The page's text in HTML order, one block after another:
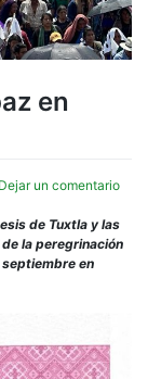
en
Dejar un comentarioen
de Tuxtla y las
la peregrinación
septiembre en